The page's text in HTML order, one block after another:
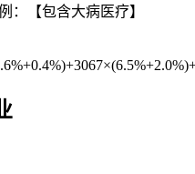
：【包含大病医疗】